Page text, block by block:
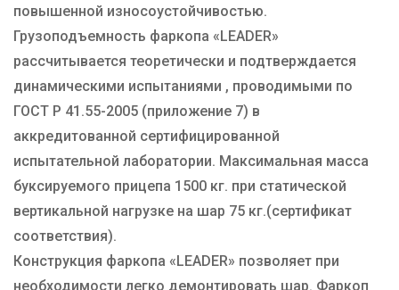
повышенной износоустойчивостью.
Грузоподъемность фаркопа «LEADER»
рассчитывается теоретически и подтверждается
динамическими испытаниями , проводимыми по
ГОСТ Р 41.55-2005 (приложение 7) в
аккредитованной сертифицированной
испытательной лаборатории. Максимальная масса
буксируемого прицепа 1500 кг. при статической
вертикальной нагрузке на шар 75 кг.(сертификат
соответствия).
Конструкция фаркопа «LEADER» позволяет при
необходимости легко демонтировать шар. Фаркоп